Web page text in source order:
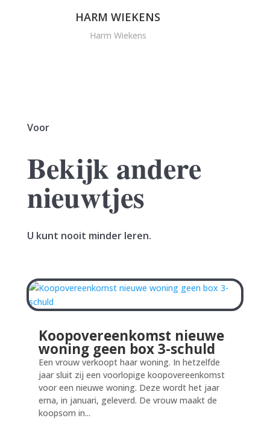
HARM WIEKENS
Harm Wiekens
Voor
Bekijk andere
nieuwtjes
U kunt nooit minder leren.
Koopovereenkomst nieuwe
woning geen box 3-schuld
Een vrouw verkoopt haar woning. In hetzelfde
jaar sluit zij een voorlopige koopovereenkomst
voor een nieuwe woning. Deze wordt het jaar
erna, in januari, geleverd. De vrouw maakt de
koopsom in...